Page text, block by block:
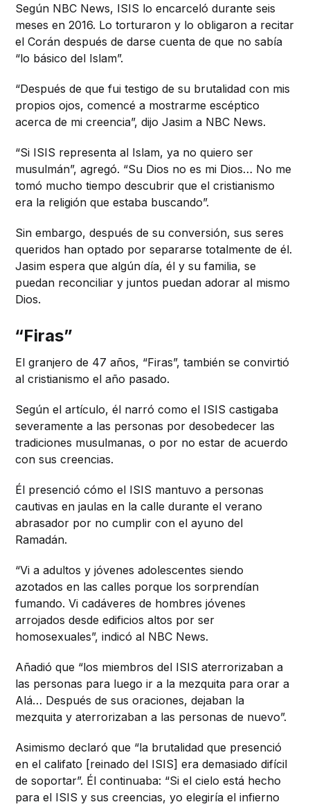
Según NBC News, ISIS lo encarceló durante seis
meses en 2016. Lo torturaron y lo obligaron a recitar
el Corán después de darse cuenta de que no sabía
“lo básico del Islam”.
“Después de que fui testigo de su brutalidad con mis
propios ojos, comencé a mostrarme escéptico
acerca de mi creencia”, dijo Jasim a NBC News.
“Si ISIS representa al Islam, ya no quiero ser
musulmán”, agregó. “Su Dios no es mi Dios… No me
tomó mucho tiempo descubrir que el cristianismo
era la religión que estaba buscando”.
Sin embargo, después de su conversión, sus seres
queridos han optado por separarse totalmente de él.
Jasim espera que algún día, él y su familia, se
puedan reconciliar y juntos puedan adorar al mismo
Dios.
“Firas”
El granjero de 47 años, “Firas”, también se convirtió
al cristianismo el año pasado.
Según el artículo, él narró como el ISIS castigaba
severamente a las personas por desobedecer las
tradiciones musulmanas, o por no estar de acuerdo
con sus creencias.
Él presenció cómo el ISIS mantuvo a personas
cautivas en jaulas en la calle durante el verano
abrasador por no cumplir con el ayuno del
Ramadán.
“Vi a adultos y jóvenes adolescentes siendo
azotados en las calles porque los sorprendían
fumando. Vi cadáveres de hombres jóvenes
arrojados desde edificios altos por ser
homosexuales”, indicó al NBC News.
Añadió que “los miembros del ISIS aterrorizaban a
las personas para luego ir a la mezquita para orar a
Alá… Después de sus oraciones, dejaban la
mezquita y aterrorizaban a las personas de nuevo”.
Asimismo declaró que “la brutalidad que presenció
en el califato [reinado del ISIS] era demasiado difícil
de soportar”. Él continuaba: “Si el cielo está hecho
para el ISIS y sus creencias, yo elegiría el infierno